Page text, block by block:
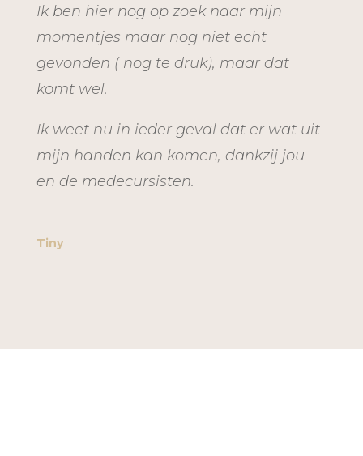
Ik ben hier nog op zoek naar mijn
momentjes maar nog niet echt
gevonden ( nog te druk), maar dat
komt wel.
Ik weet nu in ieder geval dat er wat uit
mijn handen kan komen, dankzij jou
en de medecursisten.
Tiny